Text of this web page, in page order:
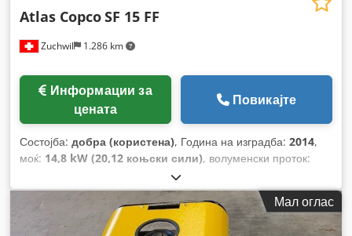
Zuchwil 1.286 km
Atlas CopcoSF 15 FF
цената
Повикајте
Состојба: добра (користена), Година на изградба: 2014,
моќ: 14,8 kW (20,12 коњски сили), волуменски проток:
7,75 греда
Мал оглас